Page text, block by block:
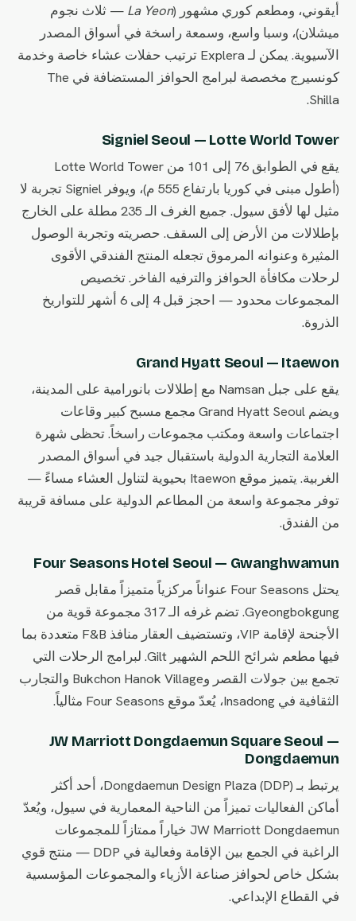
أيقوني، ومطعم كوري مشهور (La Yeon — ثلاث نجوم
ميشلان)، وسبا واسع، وسمعة راسخة في أسواق المصدر
الآسيوية. يمكن لـ Explera ترتيب حفلات عشاء خاصة وخدمة
كونسيرج مخصصة لبرامج الحوافز المستضافة في The
Shilla.
Signiel Seoul — Lotte World Tower
يقع في الطوابق 76 إلى 101 من Lotte World Tower
(أطول مبنى في كوريا بارتفاع 555 م)، ويوفر Signiel تجربة لا
مثيل لها لأفق سيول. جميع الغرف الـ 235 مطلة على الخارج
بإطلالات من الأرض إلى السقف. حصريته وتجربة الوصول
المثيرة وعنوانه المرموق تجعله المنتج الفندقي الأقوى
لرحلات مكافأة الحوافز والترفيه الفاخر. تخصيص
المجموعات محدود — احجز قبل 4 إلى 6 أشهر للتواريخ
الذروة.
Grand Hyatt Seoul — Itaewon
يقع على جبل Namsan مع إطلالات بانورامية على المدينة،
ويضم Grand Hyatt Seoul مجمع مسبح كبير وقاعات
اجتماعات واسعة ومكتب مجموعات راسخاً. تحظى شهرة
العلامة التجارية الدولية باستقبال جيد في أسواق المصدر
الغربية. يتميز موقع Itaewon بحيوية لتناول العشاء مساءً —
توفر مجموعة واسعة من المطاعم الدولية على مسافة قريبة
من الفندق.
Four Seasons Hotel Seoul — Gwanghwamun
يحتل Four Seasons عنواناً مركزياً متميزاً مقابل قصر
Gyeongbokgung. تضم غرفه الـ 317 مجموعة قوية من
الأجنحة لإقامة VIP، وتستضيف العقار منافذ F&B متعددة بما
فيها مطعم شرائح اللحم الشهير Gilt. لبرامج الرحلات التي
تجمع بين جولات القصر وBukchon Hanok Village والتجارب
الثقافية في Insadong، يُعدّ موقع Four Seasons مثالياً.
JW Marriott Dongdaemun Square Seoul —
Dongdaemun
يرتبط بـ Dongdaemun Design Plaza (DDP)، أحد أكثر
أماكن الفعاليات تميزاً من الناحية المعمارية في سيول، ويُعدّ
JW Marriott Dongdaemun خياراً ممتازاً للمجموعات
الراغبة في الجمع بين الإقامة وفعالية في DDP — منتج قوي
بشكل خاص لحوافز صناعة الأزياء والمجموعات المؤسسية
في القطاع الإبداعي.